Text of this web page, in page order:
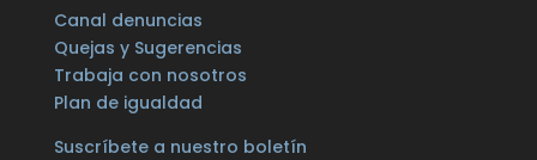
Canal denuncias
Quejas y Sugerencias
Trabaja con nosotros
Plan de igualdad
Suscríbete a nuestro boletín